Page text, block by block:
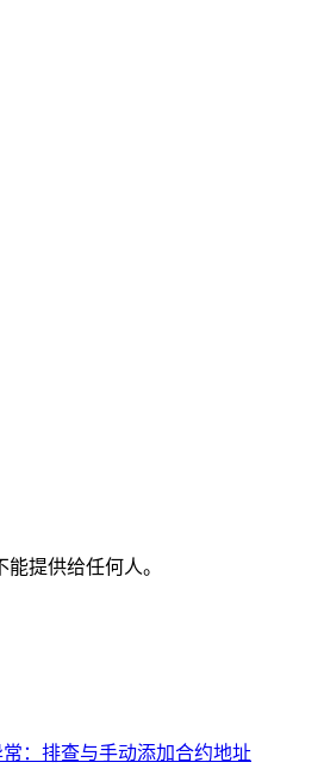
提供给任何人。
：排查与手动添加合约地址